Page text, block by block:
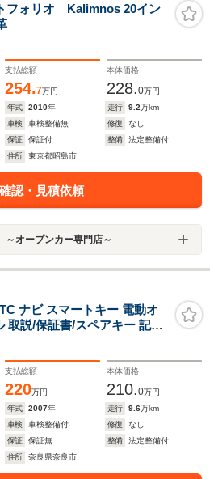
フォリオ Kalimnos 20イン
支払総額
254.7万円
本体価格
228.0万円
年式
2010年 走行 9.2万km
車検
車検整備無 修復
なし
保証
保証付 整備
法定整備付
住所
東京都昭島市
認・見積依頼
オープンカー専門店～
ナビ スマートキー 電動オ
取説/保証書/スペアキー 記録
支払総額
220万円
本体価格
210.0万円
年式
2007年 走行 9.6万km
車検
車検整備付 修復
なし
保証
保証無 整備
法定整備付
住所
奈良県奈良市